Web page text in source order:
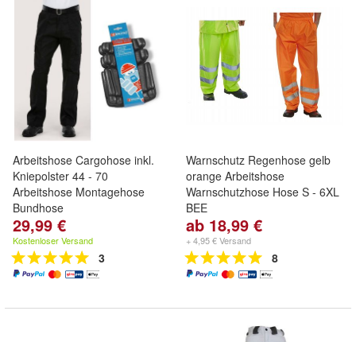
Arbeitshose Cargohose inkl.
Kniepolster 44 - 70
Arbeitshose Montagehose
Bundhose
29,99 €
Kostenloser Versand
3
Warnschutz Regenhose gelb
orange Arbeitshose
Warnschutzhose Hose S - 6XL
BEE
ab 18,99 €
+ 4,95 € Versand
8